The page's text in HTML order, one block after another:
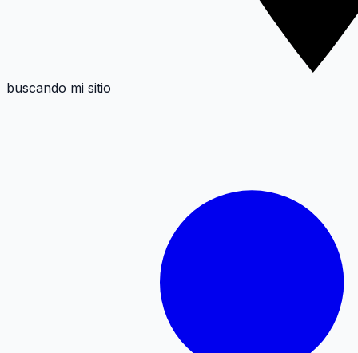
buscando mi sitio